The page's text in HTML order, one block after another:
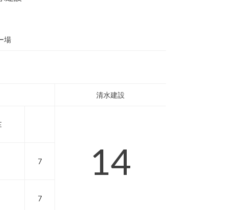
場
清水建設
14
7
7